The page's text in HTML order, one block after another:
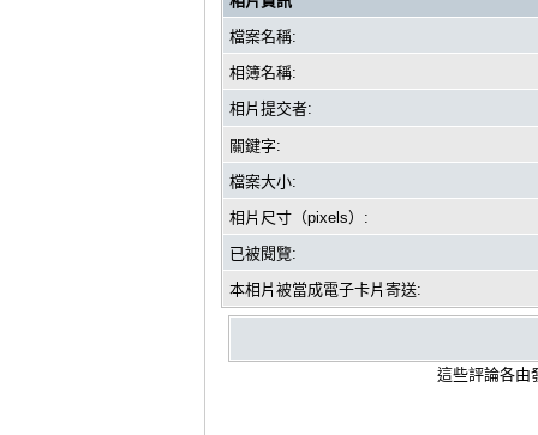
檔案名稱:
相簿名稱:
相片提交者:
關鍵字:
檔案大小:
相片尺寸（pixels）:
已被閱覽:
本相片被當成電子卡片寄送:
這些評論各由